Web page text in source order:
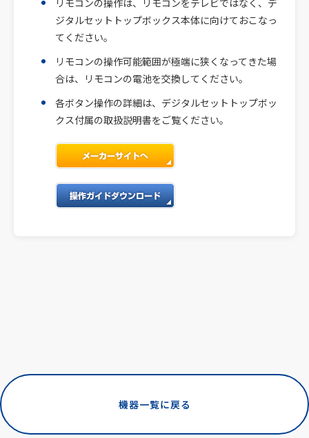
リモコンの操作は、リモコンをテレビではなく、デ
ジタルセットトップボックス本体に向けておこなっ
てください。
リモコンの操作可能範囲が極端に狭くなってきた場
合は、リモコンの電池を交換してください。
各ボタン操作の詳細は、デジタルセットトップボッ
クス付属の取扱説明書をご覧ください。
機器一覧に戻る